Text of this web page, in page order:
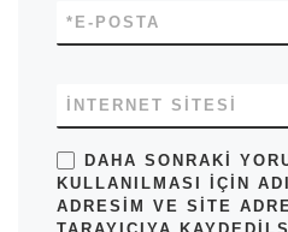
E-POSTA
*
İNTERNET SITESI
DAHA SONRAKI
KULLANILMASI IÇIN
ADRESIM VE SITE